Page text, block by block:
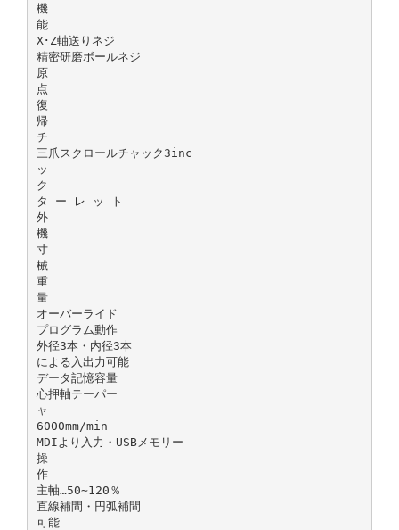
機
能
X･Z軸送りネジ
精密研磨ボールネジ
原
点
復
帰
チ
三爪スクロールチャック3inc
ッ
ク
タ ー レ ッ ト
外
機
寸
械
重
量
オーバーライド
プログラム動作
外径3本・内径3本
による入出力可能
データ記憶容量
心押軸テーパー
ャ
6000mm/min
MDIより入力・USBメモリー
操
作
主軸…50∼120％
直線補間・円弧補間
可能